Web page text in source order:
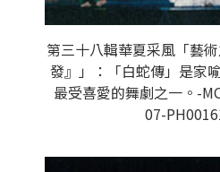
第三十八輯華夏采風「藝
發』」：「白蛇傳」是家
最受喜愛的舞劇之一。-
07-